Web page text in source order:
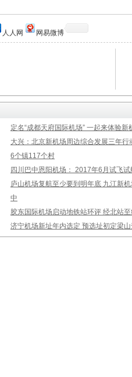
人人网 网易微博
定名“成都天府国际机场” 一起来体验新
大兴：北京新机场周边综合发展三年行
6个镇117个村
四川巴中恩阳机场： 2017年6月试飞试
庐山机场复航至少要到明年底 九江新
中
胶东国际机场启动地铁站环评 经北站
济宁机场新址年内选定 预选址初定梁